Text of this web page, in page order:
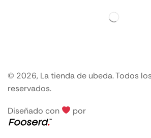
© 2026, La tienda de ubeda. Todos
reservados.
Diseñado con por